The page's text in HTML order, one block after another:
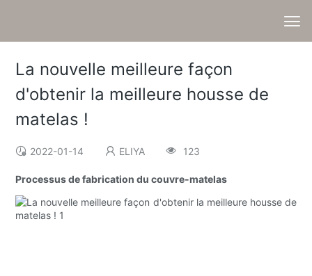
La nouvelle meilleure façon
d'obtenir la meilleure housse de
matelas !
2022-01-14 ELIYA 123
Processus de fabrication du couvre-matelas